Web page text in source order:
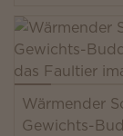
Wärmender
Gewichts-